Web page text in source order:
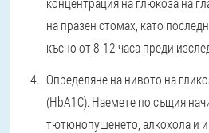
на празен стомах, като
късно от 8-12 часа преди
Определяне на нивото на
(HbA1C). Наемете по същия
тютюнопушенето, алкохола и